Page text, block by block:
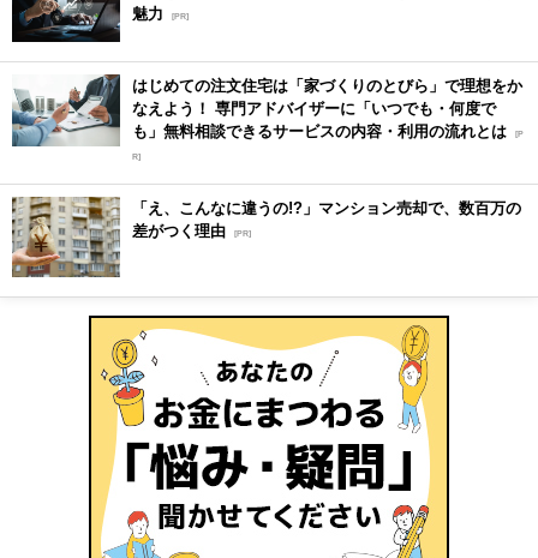
魅力
[PR]
はじめての注文住宅は「家づくりのとびら」で理想をか
なえよう！ 専門アドバイザーに「いつでも・何度で
も」無料相談できるサービスの内容・利用の流れとは [P
R]
「え、こんなに違うの!?」マンション売却で、数百万の
差がつく理由 [PR]